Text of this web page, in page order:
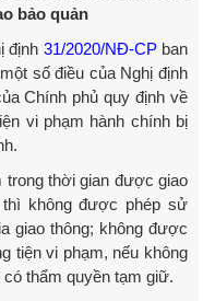
bảo quản
định 31/2020/NĐ-CPban
số điều của Nghị định
Chính phủ quy định về
vi phạm hành chính bị
trong thời gian được giao
không được phép sử
giao thông; không được
tiện vi phạm, nếu không
thẩm quyền tạm giữ.